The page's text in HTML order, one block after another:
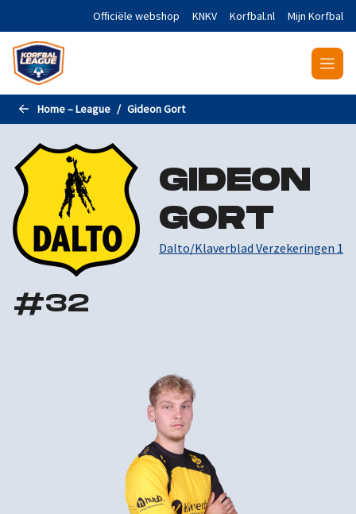
Naar de hoofdinhoud gaanOfficiële webshop KNKV Korfbal.nl Mijn Korfbal
Home – League Gideon Gort
GIDEON
GORT
Dalto/Klaverblad Verzekeringen 1
#32